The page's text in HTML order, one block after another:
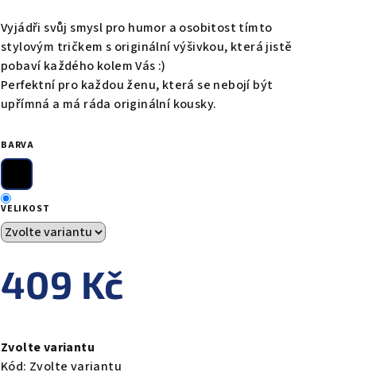
Vyjádři svůj smysl pro humor a osobitost tímto
stylovým tričkem s originální výšivkou, která jistě
pobaví každého kolem Vás :)
Perfektní pro každou ženu, která se nebojí být
upřímná a má ráda originální kousky.
BARVA
VELIKOST
409 Kč
cena:
Zvolte variantu
Kód: Zvolte variantu